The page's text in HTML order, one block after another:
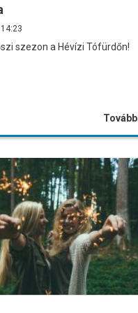
szezon a Hévízi Tófürdőn!
Tovább